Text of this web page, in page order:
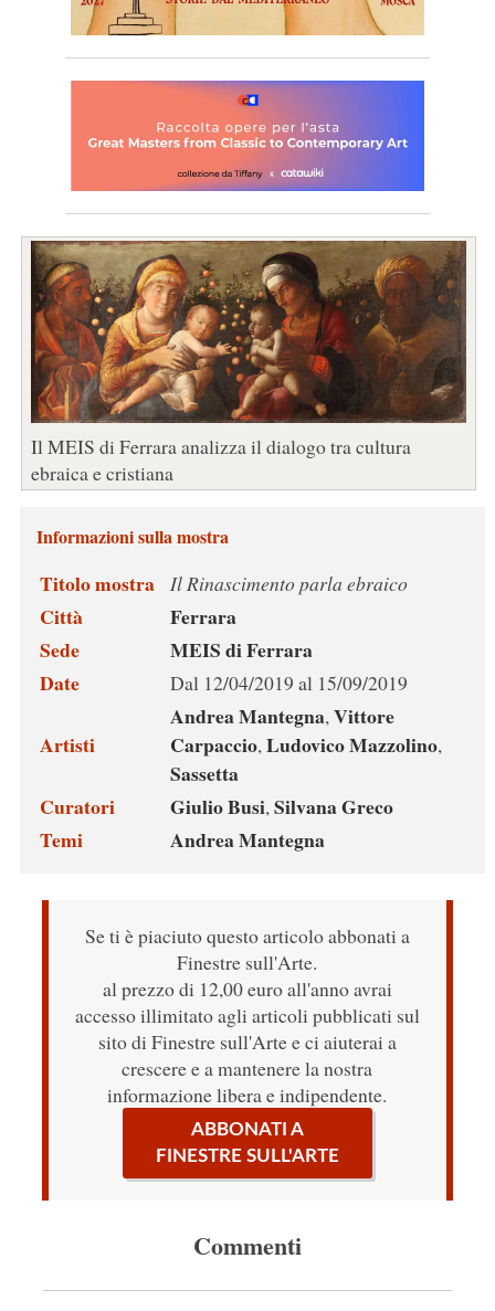
Il MEIS di Ferrara analizza il dialogo tra cultura
ebraica e cristiana
Informazioni sulla mostra
Titolo mostra Il Rinascimento parla ebraico
Città
Ferrara
Sede
MEIS di Ferrara
Date
Dal 12/04/2019 al 15/09/2019
Artisti
Andrea Mantegna,Vittore
Carpaccio,Ludovico Mazzolino,
Sassetta
Curatori
Giulio Busi,Silvana Greco
Temi
Andrea Mantegna
Se ti è piaciuto questo articolo abbonati a
Finestre sull'Arte.
al prezzo di 12,00 euro all'anno avrai
accesso illimitato agli articoli pubblicati sul
sito di Finestre sull'Arte e ci aiuterai a
crescere e a mantenere la nostra
informazione libera e indipendente.
ABBONATI A
FINESTRE SULL'ARTE
Commenti